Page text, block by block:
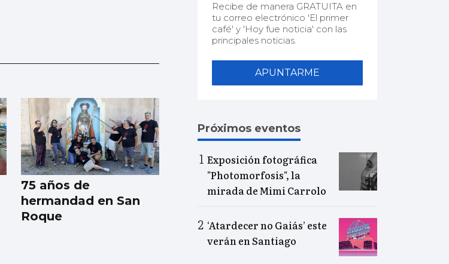
75 años de
hermandad en San
Roque
Recibe de manera GRATUITA en
tu correo electrónico 'El primer
café' y 'Hoy fue noticia' con las
principales noticias.
APUNTARME
Próximos eventos
Exposición fotográfica
"Photomorfosis", la
mirada de Mimi Carrolo
‘Atardecer no Gaiás’ este
verán en Santiago